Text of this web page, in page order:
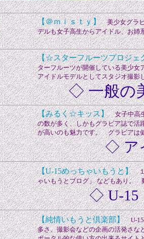
【＠ｍｉｓｔｙ】美少女グラビ
デルも女子高生からアイドル、お
【☆スターフルーツプロジェ
ターフルーツが開催している美少
アイドルモデルとしてスタジオ撮影
◇ 一般の
【みるく☆キッス】女子中高生
の数が多く、しかもグラビア誌で活
が高いのも魅力です。 グラビアは
◇ ア
【U-15めっちゃいもうと】１
ゃいもうとブログ」 などもあり。
◇ U-15
【純情いもうと倶楽部】U-15
多さ、撮影会などの企画の活発さ